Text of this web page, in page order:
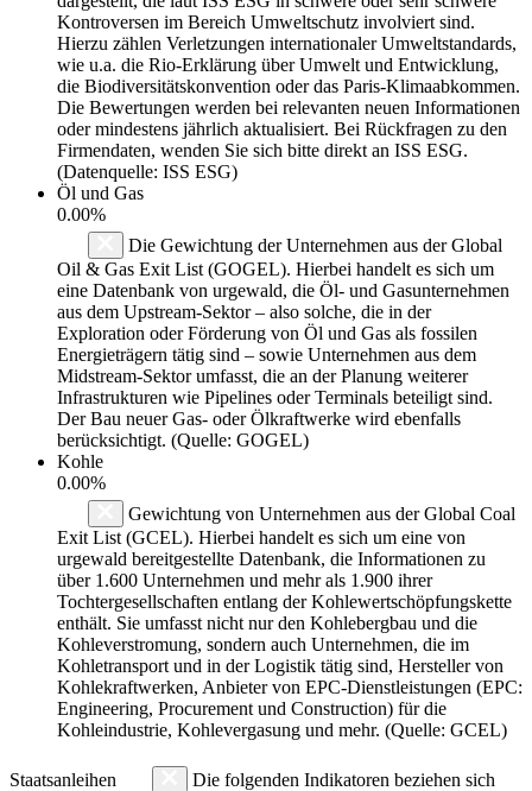
Kontroversen im Bereich Umweltschutz involviert sind.
Hierzu zählen Verletzungen internationaler Umweltstandards,
wie u.a. die Rio-Erklärung über Umwelt und Entwicklung,
die Biodiversitätskonvention oder das Paris-Klimaabkommen.
Die Bewertungen werden bei relevanten neuen Informationen
oder mindestens jährlich aktualisiert. Bei Rückfragen zu den
Firmendaten, wenden Sie sich bitte direkt an ISS ESG.
(Datenquelle: ISS ESG)
Öl und Gas
0.00%
Die Gewichtung der Unternehmen aus der Global
Oil & Gas Exit List (GOGEL). Hierbei handelt es sich um
eine Datenbank von urgewald, die Öl- und Gasunternehmen
aus dem Upstream-Sektor – also solche, die in der
Exploration oder Förderung von Öl und Gas als fossilen
Energieträgern tätig sind – sowie Unternehmen aus dem
Midstream-Sektor umfasst, die an der Planung weiterer
Infrastrukturen wie Pipelines oder Terminals beteiligt sind.
Der Bau neuer Gas- oder Ölkraftwerke wird ebenfalls
berücksichtigt. (Quelle: GOGEL)
Kohle
0.00%
Gewichtung von Unternehmen aus der Global Coal
Exit List (GCEL). Hierbei handelt es sich um eine von
urgewald bereitgestellte Datenbank, die Informationen zu
über 1.600 Unternehmen und mehr als 1.900 ihrer
Tochtergesellschaften entlang der Kohlewertschöpfungskette
enthält. Sie umfasst nicht nur den Kohlebergbau und die
Kohleverstromung, sondern auch Unternehmen, die im
Kohletransport und in der Logistik tätig sind, Hersteller von
Kohlekraftwerken, Anbieter von EPC-Dienstleistungen (EPC:
Engineering, Procurement und Construction) für die
Kohleindustrie, Kohlevergasung und mehr. (Quelle: GCEL)
Staatsanleihen
Die folgenden Indikatoren beziehen sich